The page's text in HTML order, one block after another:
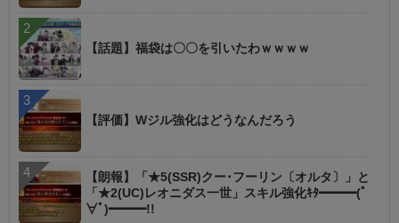
【話題】福袋は〇〇を引いたわｗｗｗｗ
【評価】Wジル強化はどうなんだろう
【朗報】「★5(SSR)クー･フーリン〔オルタ〕」と
「★2(UC)レオニダス一世」スキル強化ｷﾀ━━━(ﾟ
∀ﾟ)━━━!!